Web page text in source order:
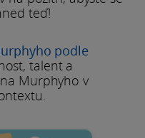
teď!
podle
talent a
Murphyho v